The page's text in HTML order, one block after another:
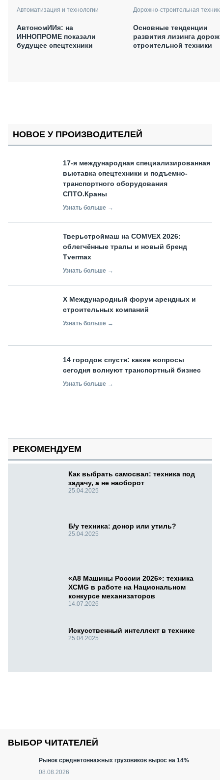
Автоматизация и технологии
АвтономИИя: на
ИННОПРОМЕ показали
будущее спецтехники
Дорожно-строительная
Основные тенденции
развития лизинга
строительной техники
НОВОЕ У ПРОИЗВОДИТЕЛЕЙ
17-я международная специализированная
выставка спецтехники и подъемно-
транспортного оборудования
СПТО.Краны
Узнать больше →
Тверьстроймаш на COMVEX 2026:
облегчённые тралы и новый бренд
Tvermax
Узнать больше →
X Международный форум арендных и
строительных компаний
Узнать больше →
14 городов спустя: какие вопросы
сегодня волнуют транспортный бизнес
Узнать больше →
РЕКОМЕНДУЕМ
Как выбрать самосвал: техника под
задачу, а не наоборот
25.04.2025
Б/у техника: донор или утиль?
25.04.2025
«А8 Машины России 2026»: техника
XCMG в работе на Национальном
конкурсе механизаторов
14.07.2026
Искусственный интеллект в технике
25.04.2025
ВЫБОР ЧИТАТЕЛЕЙ
Рынок среднетоннажных грузовиков вырос на 14%
08.08.2026